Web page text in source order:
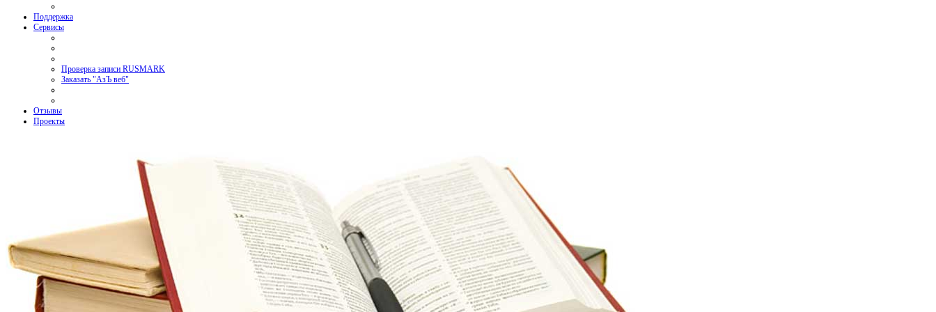
Поддержка
Сервисы
Проверка записи RUSMARK
Заказать "АзЪ веб"
Отзывы
Проекты